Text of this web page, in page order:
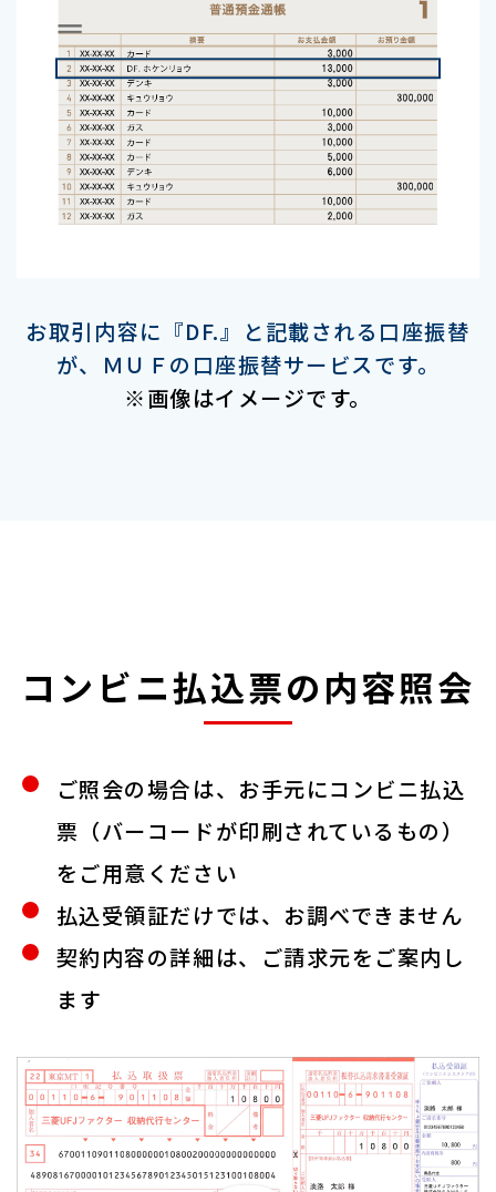
お取引内容に『DF.』と記載される口座振替
が、ＭＵＦの口座振替サービスです。
※画像はイメージです。
コンビニ払込票の内容照会
ご照会の場合は、お手元にコンビニ払込
票（バーコードが印刷されているもの）
をご用意ください
払込受領証だけでは、お調べできません
契約内容の詳細は、ご請求元をご案内し
ます